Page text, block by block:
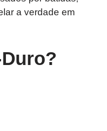
a verdade em